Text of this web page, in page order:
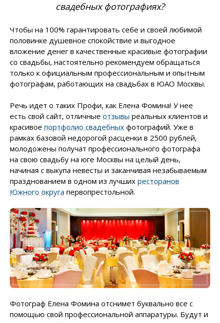
свадебных фотографиях?
Чтобы на 100% гарантировать себе и своей любимой
половинке душевное спокойствие и выгодное
вложение денег в качественные красивые фотографии
со свадьбы, настоятельно рекомендуем обращаться
только к официальным профессиональным и опытным
фотографам, работающих на свадьбах в ЮАО Москвы.
Речь идет о таких Профи, как Елена Фомина! У нее
есть свой сайт, отличные отзывы реальных клиентов и
красивое портфолио свадебных фотографий. Уже в
рамках базовой недорогой расценки в 2500 рублей,
молодожены получат профессионального фотографа
на свою свадьбу на юге Москвы на целый день,
начиная с выкупа невесты и заканчивая незабываемым
празднованием в одном из лучших ресторанов
Южного округа первопрестольной.
Фотограф Елена Фомина отснимет буквально все с
помощью свой профессиональной аппаратуры. Будут и